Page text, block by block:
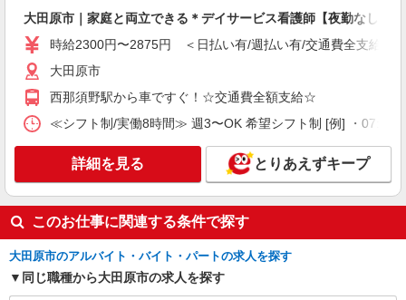
務♪時短相談OK
支給(ガソリン代含む)＞
株式会社kotrio /●UT-H-1856033
護STAFF。日払いOK
時給2000円〜2500円＜交通費全額支給/日払
い・週払いOK/履歴書不要＞
大田原市 大田原市役所そば
大田原市｜家庭と両立できる＊デイサービス看護師【夜勤なし】
時給2300円〜2875円 ＜日払い有/週払い有/交通費全支給(ガ
大田原市
西那須野駅から車ですぐ！☆交通費全額支給☆
≪シフト制/実働8時間≫ 週3〜OK 希望シフト制 [例] ・
詳細を見る とりあえずキープ
このお仕事に関連する条件で探す
大田原市のアルバイト・バイト・パートの求人を探す
同じ職種から大田原市の求人を探す